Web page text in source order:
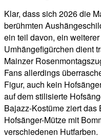
Klar, dass sich 2026 die
berühmten
ein teil davon, ein
Umhängefigürchen dient
Mainzer
Fans allerdings
Figur, auch kein
auf dem stilisierte
Bajazz-Kostüme ziert
Hofsänger-Mütze mit
verschiedenen Hutfarben.